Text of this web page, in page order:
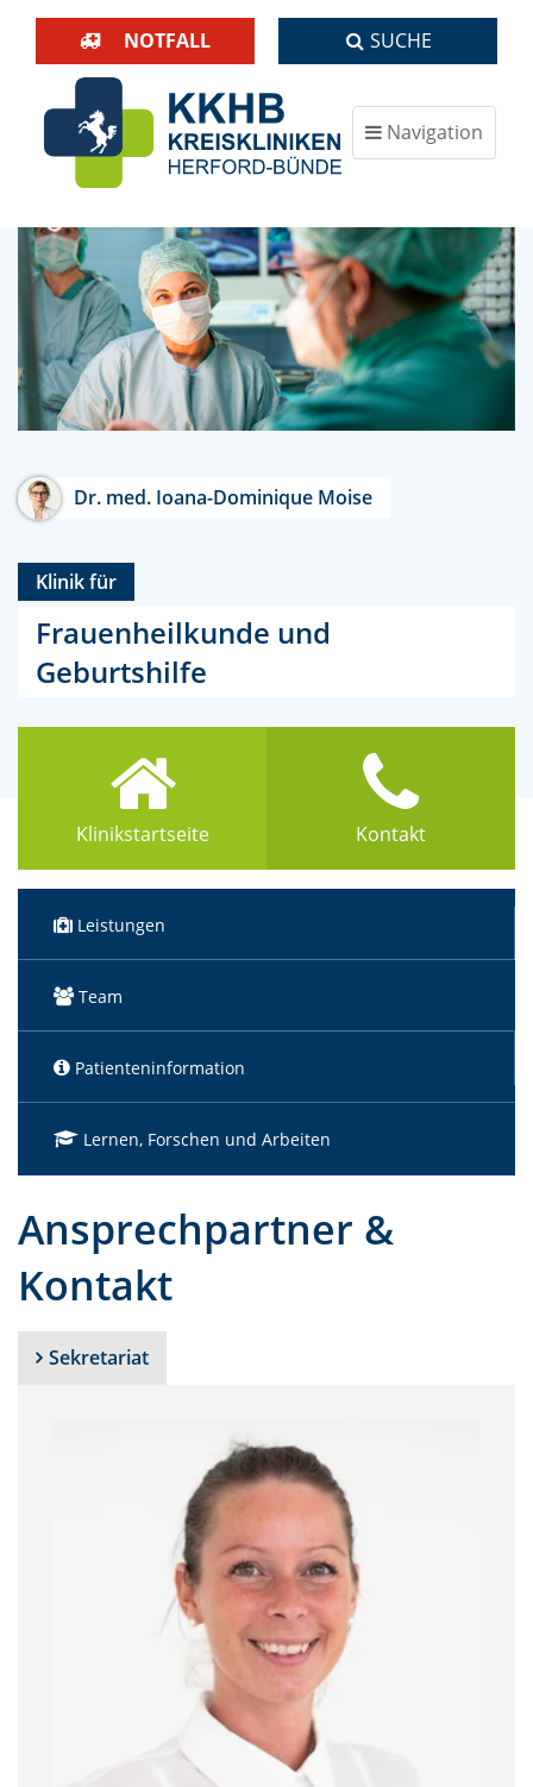
NOTFALL SUCHE
Navigation
ein-/ausblenden
Dr. med. Ioana-Dominique Moise
Klinik für
Frauenheilkunde und
Geburtshilfe
Klinikstartseite Kontakt
Leistungen
Team
Patienteninformation
Lernen, Forschen und Arbeiten
Ansprechpartner &
Kontakt
Sekretariat